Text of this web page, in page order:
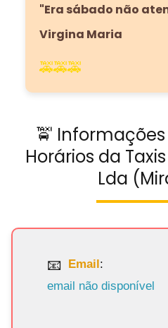
"Era sábado não
Virgina Maria
🚕🚕🚕
🚖
Horários da
Lda
Email:
email não disponível